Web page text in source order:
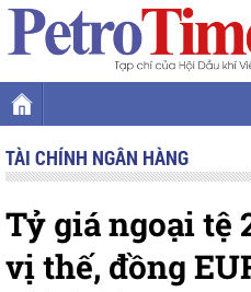
TÀI CHÍNH NGÂN HÀNG
Tỷ giá ngoại tệ
vị thế, đồng